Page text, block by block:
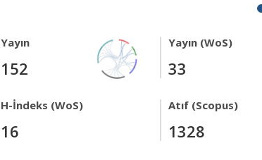
Yayın
152
Yayın (WoS)
33
H-İndeks (WoS)
16
Atıf (Scopus)
1328